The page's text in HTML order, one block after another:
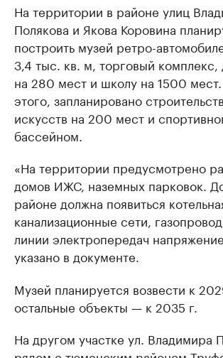
На территории в районе улиц
Полякова и Якова Коровина
построить музей ретро-
3,4 тыс. кв. м, торговый комплекс,
на 280 мест и школу на 1500
этого, запланировано
искусств на 200 мест и
бассейном.
«На территории предусмотрено
домов ИЖС, наземных парковок.
районе должна появиться
канализационные сети,
линии электропередач
указано в документе.
Музей планируется возвести к
остальные объекты — к 2035 г.
На другом участке ул. Владимира